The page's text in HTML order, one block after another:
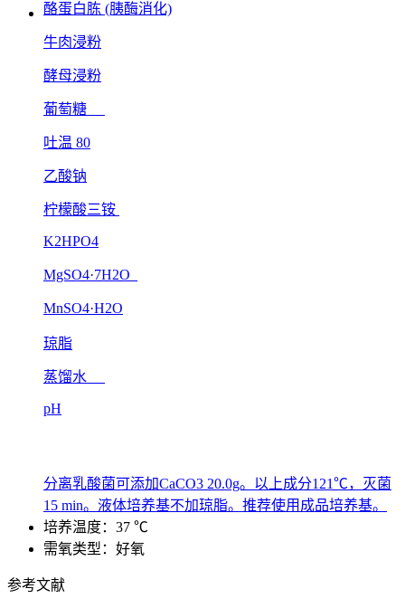
酪蛋白胨 (胰酶消化)
牛肉浸粉
酵母浸粉
葡萄糖
吐温 80
乙酸钠
柠檬酸三铵
K2HPO4
MgSO4·7H2O
MnSO4·H2O
琼脂
蒸馏水
pH
分离乳酸菌可添加CaCO3 20.0g。以上成分121℃，灭菌
15 min。液体培养基不加琼脂。推荐使用成品培养基。
培养温度：37 ℃
需氧类型：好氧
参考文献